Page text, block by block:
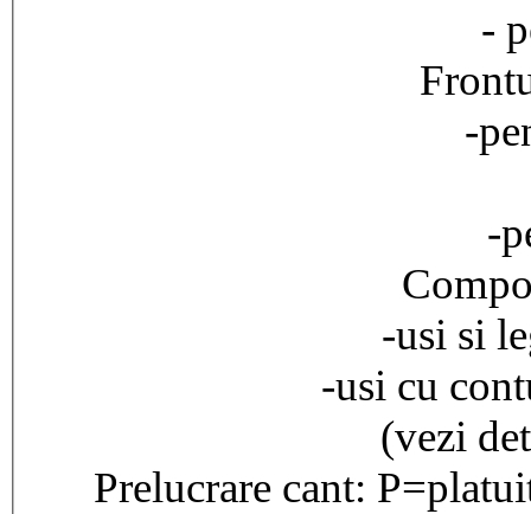
-
-
-
-usi si
-usi cu
(vezi
Prelucrare cant: